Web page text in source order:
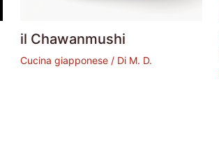
il Chawanmushi
Cucina giapponese/ Di M. D.